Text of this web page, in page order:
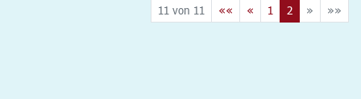
11 von 11 «« « 1 2 » »»